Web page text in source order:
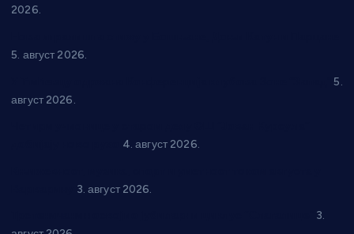
2026.
5. август 2026.
5.
август 2026.
4. август 2026.
3. август 2026.
3.